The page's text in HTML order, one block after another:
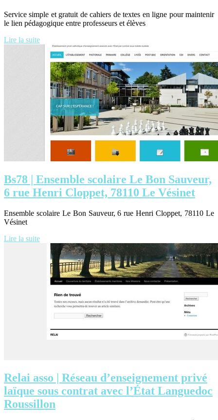
Service simple et gratuit de cahiers de textes en ligne pour maintenir
le lien pédagogique entre professeurs et élèves
Lire la suite
Bs78 | Ensemble scolaire Le Bon Sauveur,
6 rue Henri Cloppet, 78110 Le Vésinet
Ensemble scolaire Le Bon Sauveur, 6 rue Henri Cloppet, 78110 Le
Vésinet
Lire la suite
Relai asso | Réseau d’en­seig­ne­ment privé
laïque sous contrat avec l’État Languedoc
Roussillon